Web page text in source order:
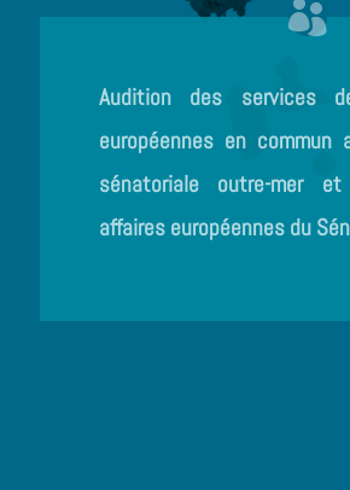
Audition des services
européennes en commun
sénatoriale outre-mer
affaires européennes du